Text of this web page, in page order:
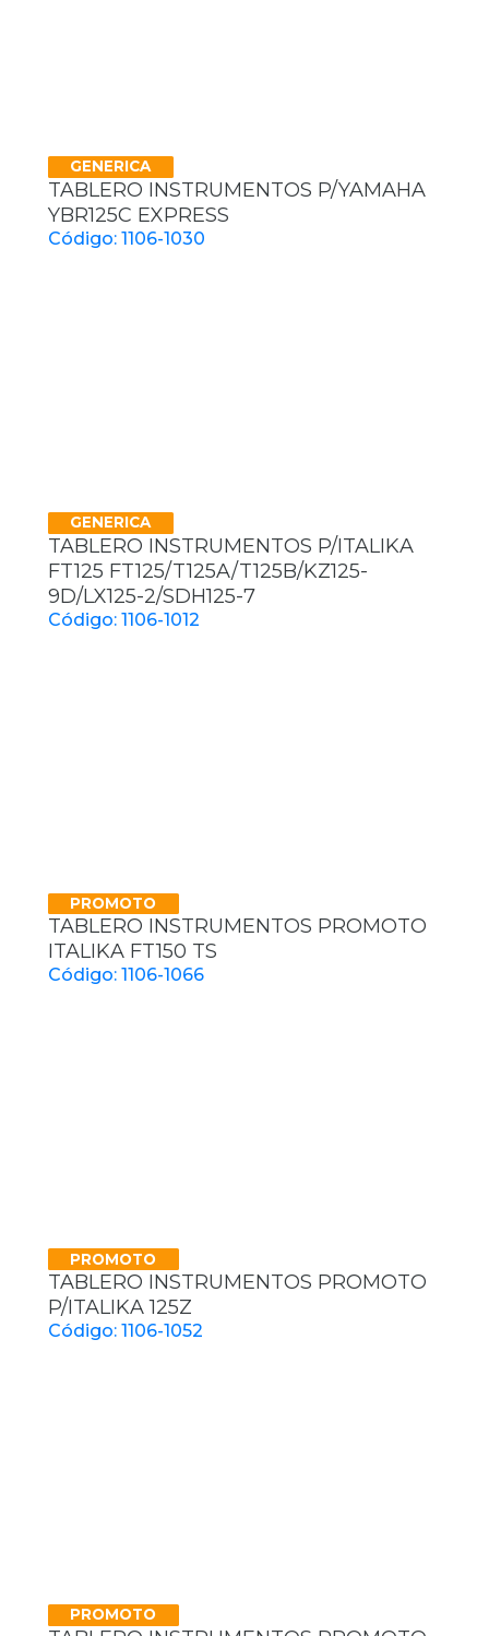
GENERICA
TABLERO INSTRUMENTOS P/YAMAHA
YBR125C EXPRESS
Código: 1106-1030
GENERICA
TABLERO INSTRUMENTOS P/ITALIKA
FT125 FT125/T125A/T125B/KZ125-
9D/LX125-2/SDH125-7
Código: 1106-1012
PROMOTO
TABLERO INSTRUMENTOS PROMOTO
ITALIKA FT150 TS
Código: 1106-1066
PROMOTO
TABLERO INSTRUMENTOS PROMOTO
P/ITALIKA 125Z
Código: 1106-1052
PROMOTO